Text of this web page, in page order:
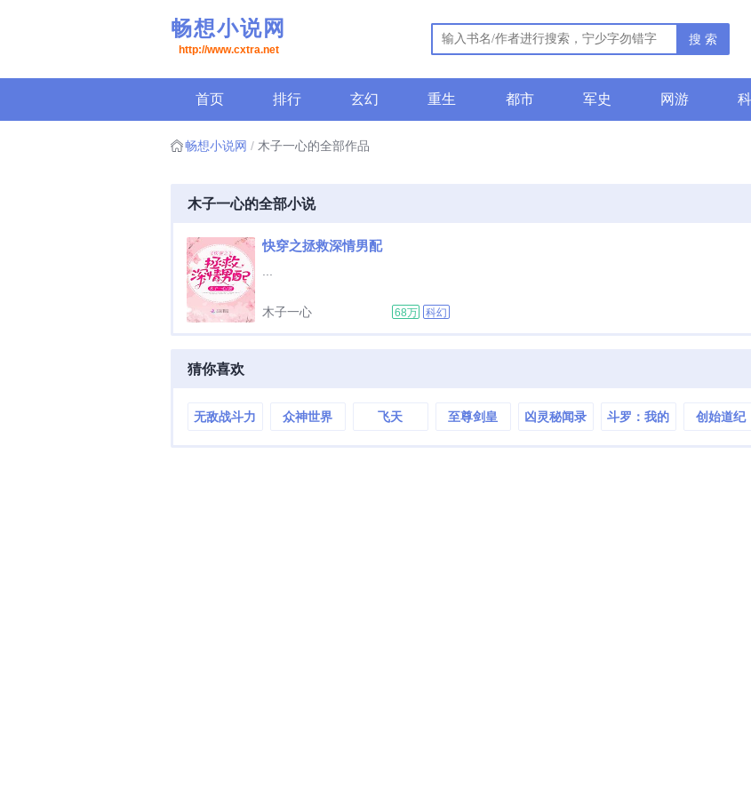
畅想小说网
http://www.cxtra.net
搜 索
首页 排行 玄幻 重生 都市 军史 网游
畅想小说网 木子一心的全部作品
木子一心的全部小说
快穿之拯救深情男配
木子一心 68万 科幻
猜你喜欢
无敌战斗力
众神世界 飞天 至尊剑皇 凶灵秘闻录
斗罗：我的
创始道纪